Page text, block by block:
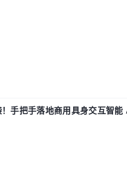
手把手落地商用具身交互智